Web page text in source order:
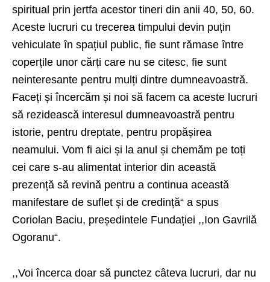
spiritual prin jertfa acestor tineri din anii 40, 50, 60.
Aceste lucruri cu trecerea timpului devin puțin
vehiculate în spațiul public, fie sunt rămase între
coperțile unor cărți care nu se citesc, fie sunt
neinteresante pentru mulți dintre dumneavoastră.
Faceți și încercăm și noi să facem ca aceste lucruri
să rezidească interesul dumneavoastră pentru
istorie, pentru dreptate, pentru propășirea
neamului. Vom fi aici și la anul și chemăm pe toți
cei care s-au alimentat interior din această
prezență să revină pentru a continua această
manifestare de suflet și de credință“ a spus
Coriolan Baciu, președintele Fundației ,,Ion Gavrilă
Ogoranu“.
,,Voi încerca doar să punctez câteva lucruri, dar nu